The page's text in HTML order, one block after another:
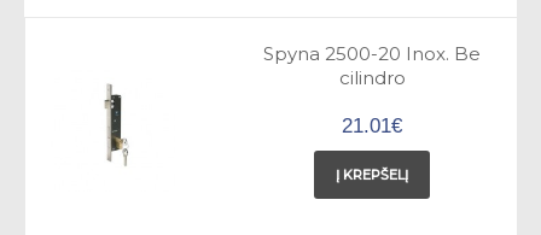
Spyna 2500-20 Inox. Be
cilindro
21.01€
Į KREPŠELĮ